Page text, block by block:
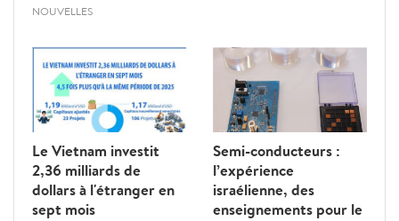
NOUVELLES
Le Vietnam investit
2,36 milliards de
dollars à l'étranger en
sept mois
Semi-conducteurs :
l’expérience
israélienne, des
enseignements pour le